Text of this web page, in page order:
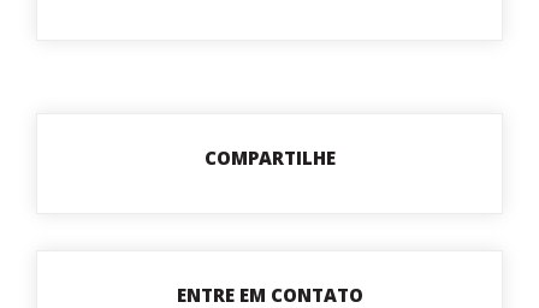
COMPARTILHE
ENTRE EM CONTATO